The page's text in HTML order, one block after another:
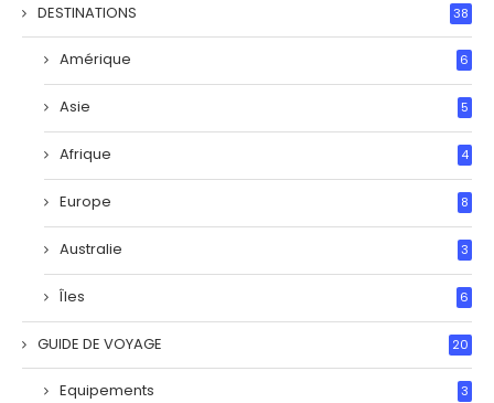
DESTINATIONS 38
Amérique 6
Asie 5
Afrique 4
Europe 8
Australie 3
Îles 6
GUIDE DE VOYAGE 20
Equipements 3